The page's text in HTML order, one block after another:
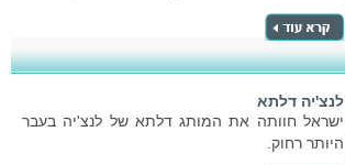
לנצ'יה דלתא
ישראל חוותה את המותג דלתא של לנצ'יה בעבר
היותר רחוק.